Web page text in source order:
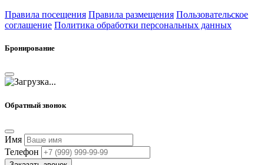
Правила посещения Правила размещения Пользовательское
соглашение Политика обработки персональных данных
Бронирование
Обратный звонок
Имя
Телефон